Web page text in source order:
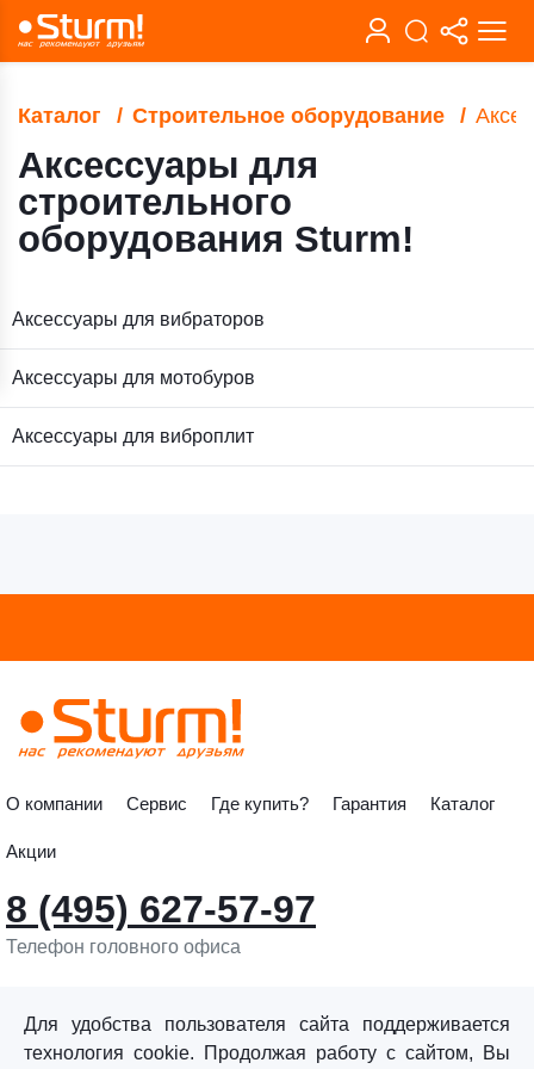
Каталог Строительное оборудование
Аксессуары для
строительного
оборудования Sturm!
О компании Сервис Где купить? Гарантия Каталог
Акции
8 (495) 627-57-97
Телефон головного офиса
Для удобства пользователя сайта поддерживается
технология cookie. Продолжая работу с сайтом, Вы